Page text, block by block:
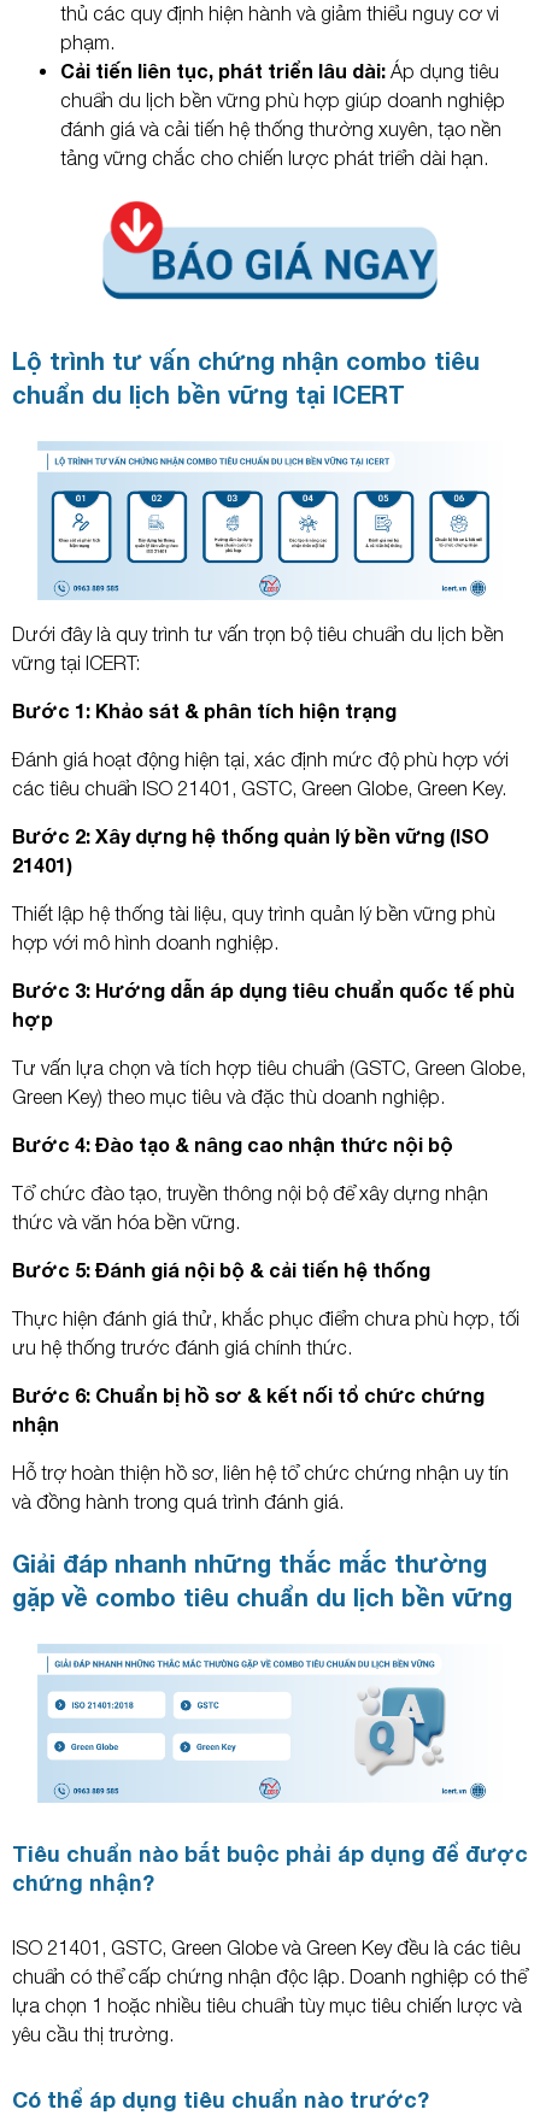
thủ các quy định hiện hành và giảm thiểu nguy cơ vi
phạm.
Cải tiến liên tục, phát triển lâu dài: Áp dụng tiêu
chuẩn du lịch bền vững phù hợp giúp doanh nghiệp
đánh giá và cải tiến hệ thống thường xuyên, tạo nền
tảng vững chắc cho chiến lược phát triển dài hạn.
Lộ trình tư vấn chứng nhận combo tiêu
chuẩn du lịch bền vững tại ICERT
Dưới đây là quy trình tư vấn trọn bộ tiêu chuẩn du lịch bền
vững tại ICERT:
Bước 1: Khảo sát & phân tích hiện trạng
Đánh giá hoạt động hiện tại, xác định mức độ phù hợp với
các tiêu chuẩn ISO 21401, GSTC, Green Globe, Green Key.
Bước 2: Xây dựng hệ thống quản lý bền vững (ISO
21401)
Thiết lập hệ thống tài liệu, quy trình quản lý bền vững phù
hợp với mô hình doanh nghiệp.
Bước 3: Hướng dẫn áp dụng tiêu chuẩn quốc tế phù
hợp
Tư vấn lựa chọn và tích hợp tiêu chuẩn (GSTC, Green Globe,
Green Key) theo mục tiêu và đặc thù doanh nghiệp.
Bước 4: Đào tạo & nâng cao nhận thức nội bộ
Tổ chức đào tạo, truyền thông nội bộ để xây dựng nhận
thức và văn hóa bền vững.
Bước 5: Đánh giá nội bộ & cải tiến hệ thống
Thực hiện đánh giá thử, khắc phục điểm chưa phù hợp, tối
ưu hệ thống trước đánh giá chính thức.
Bước 6: Chuẩn bị hồ sơ & kết nối tổ chức chứng
nhận
Hỗ trợ hoàn thiện hồ sơ, liên hệ tổ chức chứng nhận uy tín
và đồng hành trong quá trình đánh giá.
Giải đáp nhanh những thắc mắc thường
gặp về combo tiêu chuẩn du lịch bền vững
Tiêu chuẩn nào bắt buộc phải áp dụng để được
chứng nhận?
ISO 21401, GSTC, Green Globe và Green Key đều là các tiêu
chuẩn có thể cấp chứng nhận độc lập. Doanh nghiệp có thể
lựa chọn 1 hoặc nhiều tiêu chuẩn tùy mục tiêu chiến lược và
yêu cầu thị trường.
Có thể áp dụng tiêu chuẩn nào trước?